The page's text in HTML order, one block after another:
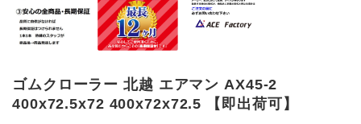
ゴムクローラー 北越 エアマン AX45-2
400x72.5x72 400x72x72.5 【即出荷可】